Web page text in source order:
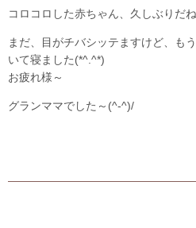
コロコロした赤ちゃん、久しぶりだね
まだ、目がチバシッテますけど、も
いて寝ました(*^.^*)
お疲れ様～
グランママでした～(^-^)/